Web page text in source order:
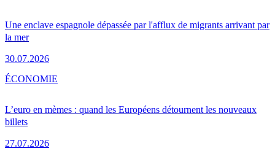
Une enclave espagnole dépassée par l'afflux de migrants arrivant par
la mer
30.07.2026
L’euro en mèmes : quand les Européens détournent les nouveaux
billets
27.07.2026
ÉCONOMIE